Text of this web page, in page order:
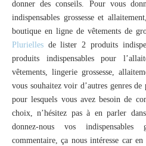
donner des conseils. Pour vous
indispensables grossesse et
boutique en ligne de vêtements de
Plurielles de lister 2 produits
produits indispensables pour
vêtements, lingerie grossesse,
vous souhaitez voir d’autres genres
pour lesquels vous avez besoin de
choix, n’hésitez pas à en parler
donnez-nous vos
commentaire, ça nous intéresse car